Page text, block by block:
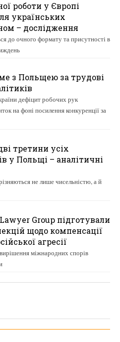
роботи у Європі
українських
– дослідження
до очного формату та присутності в
з Польщею за трудові
дефіцит робочих рук
на фоні посилення конкуренції за
третини усіх
у Польщі – аналітичні
не лише чисельністю, а й
Group підготували
щодо компенсації
агресії
міжнародних спорів